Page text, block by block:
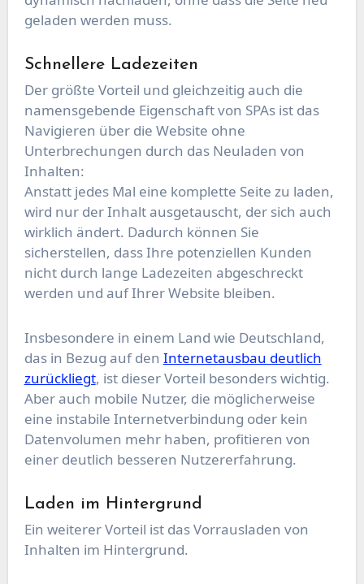
geladen werden muss.
Schnellere Ladezeiten
Der größte Vorteil und gleichzeitig auch die
namensgebende Eigenschaft von SPAs ist das
Navigieren über die Website ohne
Unterbrechungen durch das Neuladen von
Inhalten:
Anstatt jedes Mal eine komplette Seite zu laden,
wird nur der Inhalt ausgetauscht, der sich auch
wirklich ändert. Dadurch können Sie
sicherstellen, dass Ihre potenziellen Kunden
nicht durch lange Ladezeiten abgeschreckt
werden und auf Ihrer Website bleiben.
Insbesondere in einem Land wie Deutschland,
das in Bezug auf den Internetausbau deutlich
zurückliegt, ist dieser Vorteil besonders wichtig.
Aber auch mobile Nutzer, die möglicherweise
eine instabile Internetverbindung oder kein
Datenvolumen mehr haben, profitieren von
einer deutlich besseren Nutzererfahrung.
Laden im Hintergrund
Ein weiterer Vorteil ist das Vorrausladen von
Inhalten im Hintergrund.